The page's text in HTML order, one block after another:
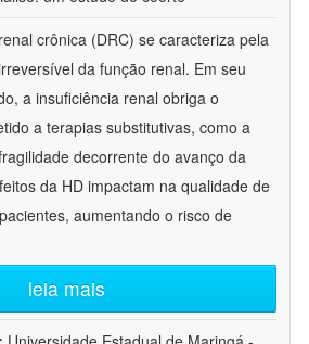
crônica (DRC) se caracteriza pela
da função renal. Em seu
a insuficiência renal obriga o
a terapias substitutivas, como a
decorrente do avanço da
da HD impactam na qualidade de
aumentando o risco de
leia mais